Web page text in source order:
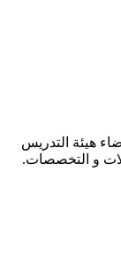
هيئة التدريس
و التخصصات.